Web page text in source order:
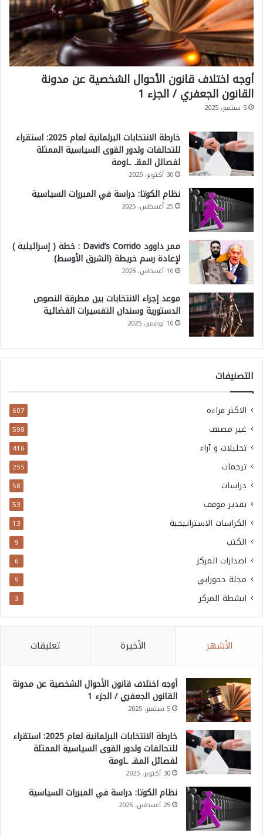
أوجه اختلاف قانون الأحوال الشخصية عن مدونة
القانون الجعفري / الجزء 1
5 سبتمبر، 2025
خارطة الانتخابات البرلمانية لعام 2025: استقراء
للتحالفات ولدور القوى السياسية الممثلة
لفصائل المقـ ـاومة
30 أكتوبر، 2025
نظام الكوتا: دراسة في المبررات السياسية
25 أغسطس، 2025
ممر داوود David’s Corrido : خطة ( إسرائيلية )
لإعادة رسم خريطة (الشرق الأوسط)
10 أغسطس، 2025
موعد إجراء الانتخابات بين مطرقة النصوص
الدستورية وسندان التفسيرات القضائية
10 نوفمبر، 2025
التصنيفات
الاكثر قراءة 607
غير مصنف 598
تحليلات و آراء 416
ترجمات 255
دراسات 58
تقدير موقف 53
الكراسات الاستراتيجية 13
الكتب 9
اصدارات المركز 6
مجلة حمورابي 5
انشطة المركز 3
الأشهر الأخيرة تعليقات
أوجه اختلاف قانون الأحوال الشخصية عن مدونة
القانون الجعفري / الجزء 1
5 سبتمبر، 2025
خارطة الانتخابات البرلمانية لعام 2025: استقراء
للتحالفات ولدور القوى السياسية الممثلة
لفصائل المقـ ـاومة
30 أكتوبر، 2025
نظام الكوتا: دراسة في المبررات السياسية
25 أغسطس، 2025